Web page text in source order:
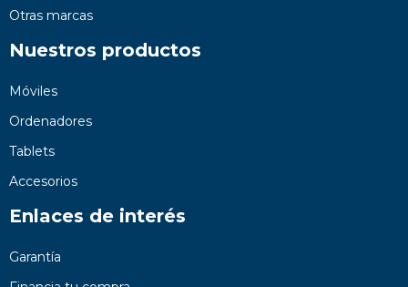
Otras marcas
Nuestros productos
Móviles
Ordenadores
Tablets
Accesorios
Enlaces de interés
Garantía